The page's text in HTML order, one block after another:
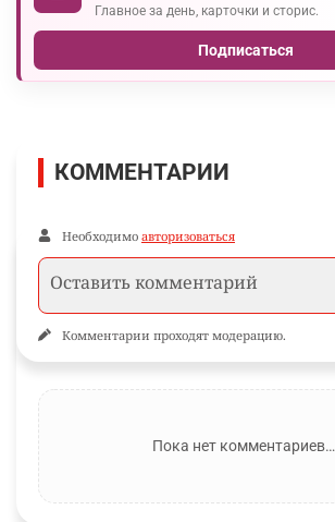
Главное за день, карточки и сторис.
Подписаться
КОММЕНТАРИИ
Необходимо авторизоваться
Комментарии проходят модерацию.
Пока нет комментариев…